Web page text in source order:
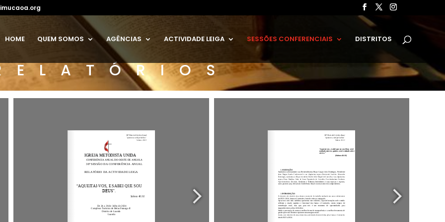
HOME QUEM SOMOS AGÊNCIAS ACTIVIDADE LEIGA SESSÕES CONFERENCIAIS DISTRITOS